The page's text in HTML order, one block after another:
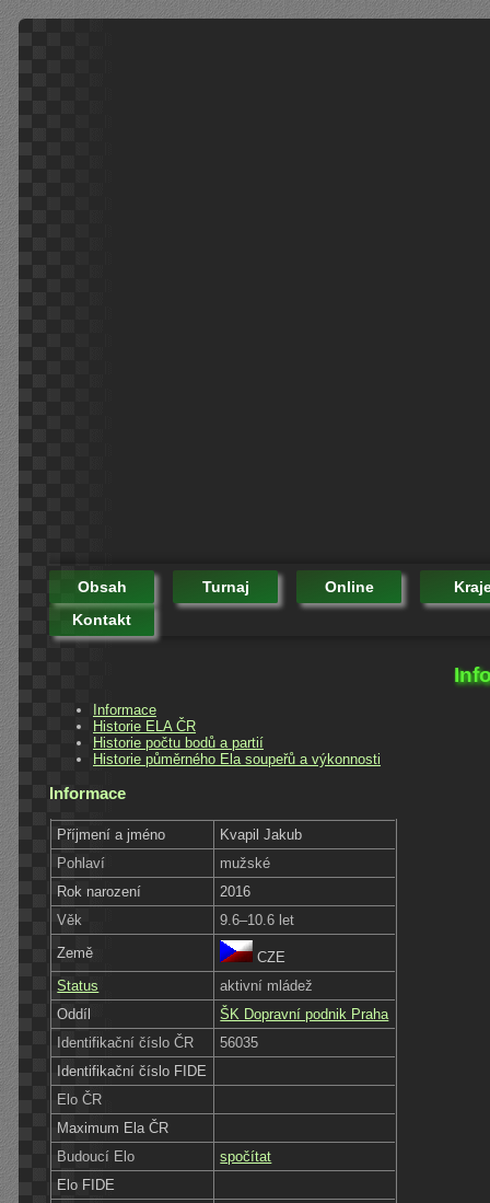
Obsah Turnaj Online
Kontakt
Informace
Historie ELA ČR
Historie počtu bodů a partií
Historie půměrného Ela soupeřů a výkonnosti
Informace
Příjmení a jméno
Kvapil Jakub
Pohlaví
mužské
Rok narození
2016
Věk
9.6–10.6 let
Země
CZE
Status
aktivní mládež
Oddíl
ŠK Dopravní podnik Praha
Identifikační číslo ČR
56035
Identifikační číslo FIDE
Elo ČR
Maximum Ela ČR
Budoucí Elo
spočítat
Elo FIDE